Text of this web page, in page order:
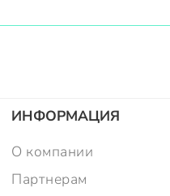
ИНФОРМАЦИЯ
О компании
Партнерам